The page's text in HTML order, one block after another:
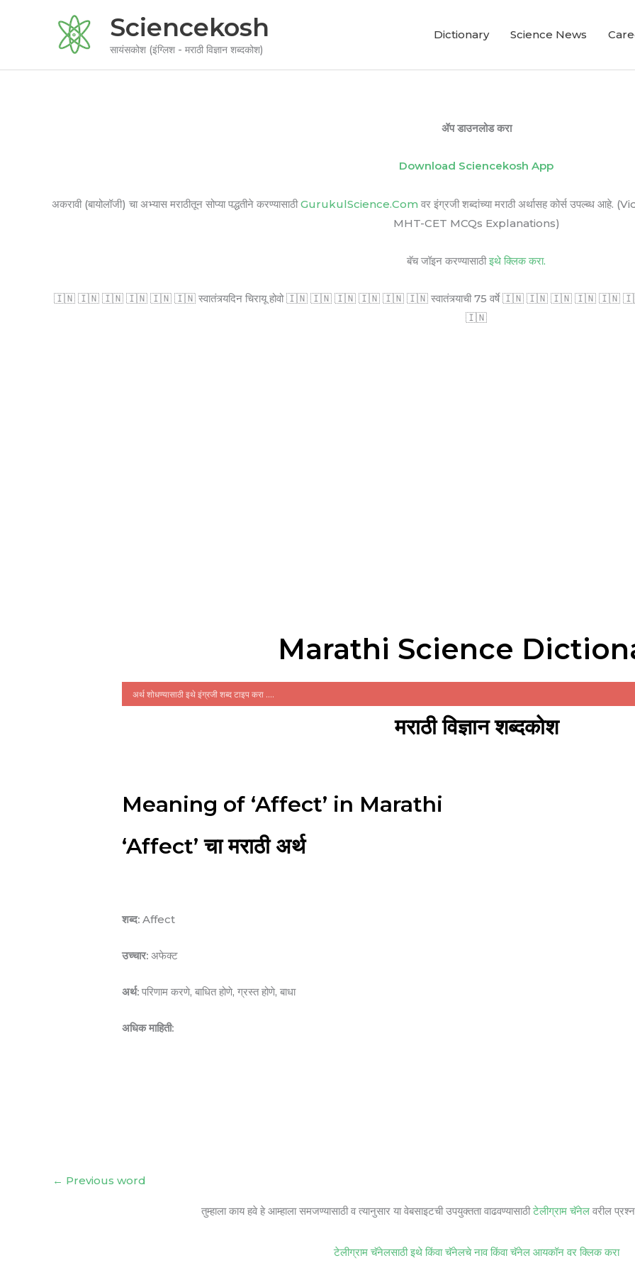
Sciencekosh
सायंसकोश (इंग्लिश - मराठी विज्ञान शब्दकोश)
Dictionary Science News
ॲप डाउनलोड करा
Download Sciencekosh App
अकरावी (बायोलॉजी) चा अभ्यास मराठीतून सोप्या पद्धतीने करण्यासाठीGurukulScience.Com वर इंग्रजी शब्दांच्या मराठी अर्थासह कोर्स
MHT-CET MCQs Explanations)
बॅच जॉइन करण्यासाठीइथे क्लिक करा.
🇮🇳 🇮🇳 🇮🇳 🇮🇳 🇮🇳 🇮🇳 स्वातंत्र्यदिन चिरायू होवो 🇮🇳 🇮🇳 🇮🇳 🇮🇳 🇮🇳 🇮🇳 स्वातंत्र्याची 75 वर्षे 🇮🇳 🇮🇳 🇮🇳 🇮🇳 🇮🇳 🇮🇳
🇮🇳
Marathi Science
मराठी विज्ञान शब्दकोश
Meaning of ‘Affect’ in Marathi
‘Affect’ चा मराठी अर्थ
शब्द: Affect
उच्चार: अफेक्ट
अर्थ: परिणाम करणे, बाधित होणे, ग्रस्त होणे, बाधा
अधिक माहिती:
← Previous word
तुम्हाला काय हवे हे आम्हाला समजण्यासाठी व त्यानुसार या वेबसाइटची उपयुक्तता वाढवण्यासाठीटेलीग्राम चॅनेल वरील
टेलीग्राम चॅनेलसाठी इथे किंवा चॅनेलचे नाव किंवा चॅनेल आयकॉन वर क्लिक करा